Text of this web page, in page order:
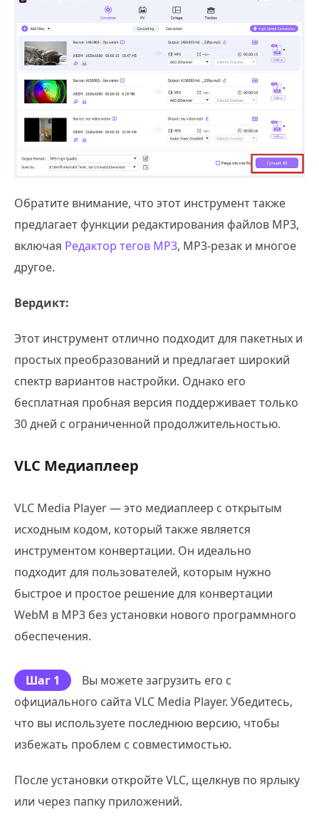
Обратите внимание, что этот инструмент также
предлагает функции редактирования файлов MP3,
включая Редактор тегов MP3, MP3-резак и многое
другое.
Вердикт:
Этот инструмент отлично подходит для пакетных и
простых преобразований и предлагает широкий
спектр вариантов настройки. Однако его
бесплатная пробная версия поддерживает только
30 дней с ограниченной продолжительностью.
VLC Медиаплеер
VLC Media Player — это медиаплеер с открытым
исходным кодом, который также является
инструментом конвертации. Он идеально
подходит для пользователей, которым нужно
быстрое и простое решение для конвертации
WebM в MP3 без установки нового программного
обеспечения.
Шаг 1
Вы можете загрузить его с
официального сайта VLC Media Player. Убедитесь,
что вы используете последнюю версию, чтобы
избежать проблем с совместимостью.
После установки откройте VLC, щелкнув по ярлыку
или через папку приложений.